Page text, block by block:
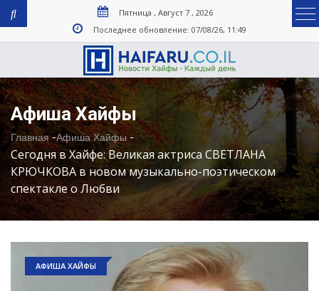
Пятница , Август 7 , 2026
Последнее обновление: 07/08/26, 11:49
Афиша Хайфы
Главная-Афиша Хайфы-
Сегодня в Хайфе: Великая актриса СВЕТЛАНА
КРЮЧКОВА в новом музыкально-поэтическом
спектакле о Любви
АФИША ХАЙФЫ